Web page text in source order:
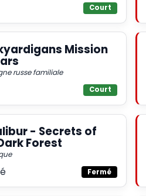
Court
Mission
russe familiale
Court
- Secrets of
Forest
Fermé